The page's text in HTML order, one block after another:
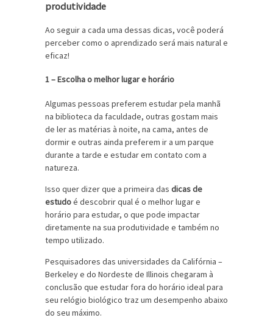
produtividade
Ao seguir a cada uma dessas dicas, você poderá
perceber como o aprendizado será mais natural e
eficaz!
1 – Escolha o melhor lugar e horário
Algumas pessoas preferem estudar pela manhã
na biblioteca da faculdade, outras gostam mais
de ler as matérias à noite, na cama, antes de
dormir e outras ainda preferem ir a um parque
durante a tarde e estudar em contato com a
natureza.
Isso quer dizer que a primeira das dicas de
estudoé descobrir qual é o melhor lugar e
horário para estudar, o que pode impactar
diretamente na sua produtividade e também no
tempo utilizado.
Pesquisadores das universidades da Califórnia –
Berkeley e do Nordeste de Illinois chegaram à
conclusão que estudar fora do horário ideal para
seu relógio biológico traz um desempenho abaixo
do seu máximo.